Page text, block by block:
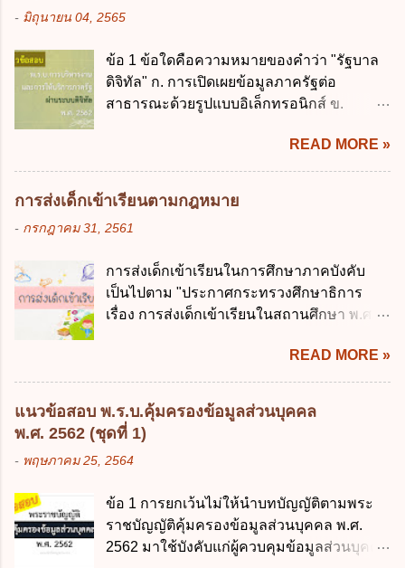
โปร่งใสและตรวจสอบได้ ข้อ 4. พระราช
บัญญัติวิธีการงบประมาณ พ.ศ. 2561 บัญญัติ
ให้การบริหา...
เกินร้อยละ 60 ข้อ 3 กฎหมายว่าด้วยวินัยการ
กฎหมายที่ให้จัดเก็บภาษีอากรหรือค่า
ธรรมเนียมเพิ่มขึ้นจากที่กำหนดไว้ในกฎหมาย
เพื่อการนำไปใช้จ่ายตามวัตถุประสงค์หรือเพื่อ
ข้อใด ก. เป็นไปตามความต้องการของชุมชน
ข. เพื่อป็นรายได้ขององค์กรปกครองส่วนท้อง
ถิ่น ค. มีเหตุจำเป็นหรือเหตุฉุกเฉินที่มิอาจหลีก
ปานกลางที่คณะรัฐมนตรีเห็นชอบแล้วไปใช้
ประกอบการพิจารณาในเรื่องต่อไปนี้ ยกเว้น
ข้อใด ก. การจัดเก็บหรือหารายได้ ข. การ
- มิถุนายน 04, 2565
ข้อ 1 ข้อใดคือความหมายของคำว่า "รัฐบาล
ดิจิทัล" ก. การเปิดเผยข้อมูลภาครัฐต่อ
สาธารณะด้วยรูปแบบอิเล็กทรอนิกส์ ข.
การบริหารงาน การให้บริการ การบูรณาการ
ข้อมูลภาครัฐ ค. วิธีการนำสัญลักษณ์ศูนย์และ
หนึ่ง เพื่อใช้สร้างระบบต่าง ๆ ง. สำนักงาน
พัฒนารัฐบาลดิจิทัล (องค์การมหาชน) ข้อ 2
การบริหารงานภาครัฐและการจัดทำบริการ
ดังต่อไปนี้ ยกเว้น ข้อใด ก. ให้มีการใช้ระบบ
ดิจิทัลอย่างคุ้มค่าและเต็มศักยภาพ ข. พัฒนา
โครงสร้างพื้นฐานด้านดิจิทัลที่จำเป็นให้เป็นไป
เครือข่ายดิจิทัล ง. เพิ่มประสิทธิภาคในการใช้
จ่ายงบประมาณให้เกิดความคุ้มค่าและเป็นไป
ตามเป้าหมาย ข้อ 3 ข้อใดกล่าวได้ถูกต้องที่สุด
เกี่ยวกับ "แผนพัฒนารัฐบาลดิจิทัล" ก. เป็นธร
รับผิดชอบในการบริหารจัดการข้อมูลของ
หน่วยงานของรัฐ ง. กำหนดกรอบและทิศทาง
การบริหารงานภาครัฐและการจัดทำบริการ
สาธารณะในรูปแบบดิจิทัล ข้อ 4 กรรมการ
READ MORE »
การส่งเด็กเข้าเรียนตามกฎหมาย
- กรกฎาคม 31, 2561
การส่งเด็กเข้าเรียนในการศึกษาภาคบังคับ
เป็นไปตาม "ประกาศกระทรวงศึกษาธิการ
เรื่อง การส่งเด็กเข้าเรียนในสถานศึกษา พ.ศ.
เรื่อง หลักเกณฑ์และวิธีการปฏิบัติสำหรับผู้ที่
มิใช่ผู้ปกครองซึ่งมีเด็กที่มีอายุในเกณฑ์การ
ศึกษาภาคบังคับอาศัยอยู่" ออกตามความใน
พระราชบัญญัติการศึกษาภาคบังคับ พ.ศ.
2545 ซึ่งเป็นกฎหมายที่มีโทษทางอาญา โดย
มีสาระสำคัญดังนี้ 1. คำว่า "เด็ก" หมายถึง เด็ก
เว้นแต่เด็กที่สอบได้ชั้นปีที่ 9 ของการศึกษา
ภาคบังคับแล้ว 2. ผู้ปกครอง คือ 2.1 บิดา
มารดา 2.2 บิดาหรือมารดา ซึ่งเป็นผู้ใช้
READ MORE »
แนวข้อสอบ พ.ร.บ.คุ้มครองข้อมูลส่วนบุคคล
พ.ศ. 2562 (ชุดที่ 1)
- พฤษภาคม 25, 2564
ข้อ 1 การยกเว้นไม่ให้นำบทบัญญัติตามพระ
ราชบัญญัติคุ้มครองข้อมูลส่วนบุคคล พ.ศ.
2562 มาใช้บังคับแก่ผู้ควบคุมข้อมูลส่วนบุคคล